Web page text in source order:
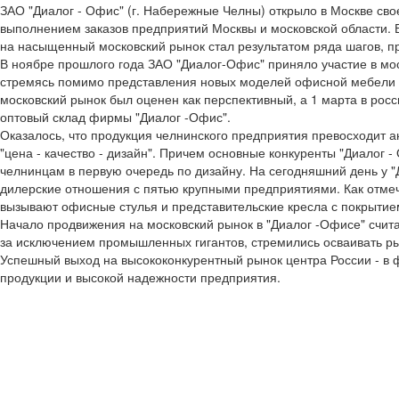
ЗАО "Диалог - Офис" (г. Набережные Челны) открыло в Москве
выполнением заказов предприятий Москвы и московской
на насыщенный московский рынок стал результатом ряда
В ноябре прошлого года ЗАО "Диалог-Офис" приняло участие в
стремясь помимо представления новых моделей офисной мебели
московский рынок был оценен как перспективный, а 1 марта в
оптовый склад фирмы "Диалог -Офис".
Оказалось, что продукция челнинского предприятия
"цена - качество - дизайн". Причем основные конкуренты
челнинцам в первую очередь по дизайну. На сегодняшний день
дилерские отношения с пятью крупными предприятиями. Как
вызывают офисные стулья и представительские кресла с
Начало продвижения на московский рынок в "Диалог -Офисе"
за исключением промышленных гигантов, стремились осваивать
Успешный выход на высококонкурентный рынок центра России - в
продукции и высокой надежности предприятия.